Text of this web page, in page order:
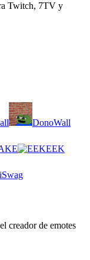
Twitch, 7TV y
DonoWall
EEK
creador de emotes